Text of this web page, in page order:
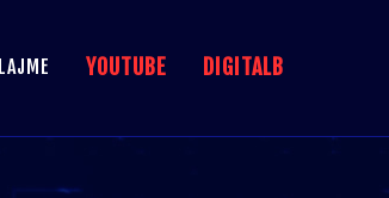
LAJME YOUTUBE DIGITALB